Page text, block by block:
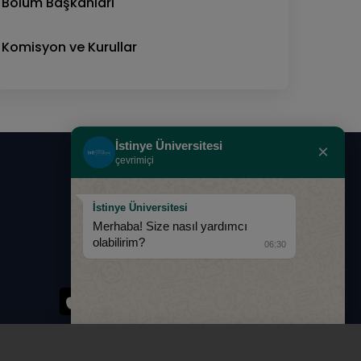
Komisyon ve Kurullar
0850 283 60 00
info@istinye.edu.tr
İstinye Üniversitesi
çevrimiçi ×
İstinye Üniversitesi
Merhaba! Size nasıl yardımcı
olabilirim?
06:30